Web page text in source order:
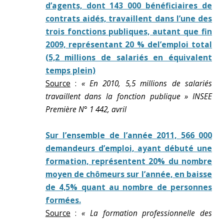
d’agents, dont 143 000 bénéficiaires de
contrats aidés, travaillent dans l’une des
trois fonctions publiques, autant que fin
2009, représentant 20 % del’emploi total
(5,2 millions de salariés en équivalent
temps plein)
Source : « En 2010, 5,5 millions de salariés
travaillent dans la fonction publique » INSEE
Première N° 1 442, avril
Sur l’ensemble de l’année 2011, 566 000
demandeurs d’emploi, ayant débuté une
formation, représentent 20% du nombre
moyen de chômeurs sur l’année, en baisse
de 4,5% quant au nombre de personnes
formées.
Source :« La formation professionnelle des